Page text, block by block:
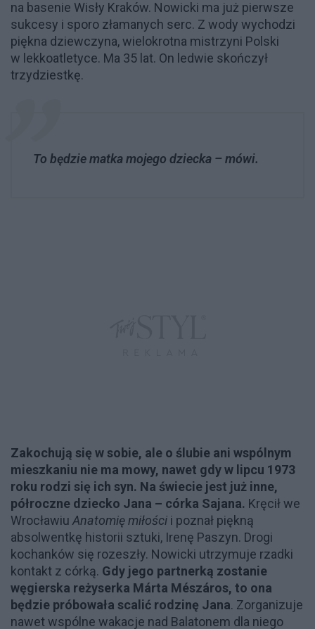
na basenie Wisły Kraków. Nowicki ma już pierwsze
sukcesy i sporo złamanych serc. Z wody wychodzi
piękna dziewczyna, wielokrotna mistrzyni Polski
w lekkoatletyce. Ma 35 lat. On ledwie skończył
trzydziestkę.
To będzie matka mojego dziecka – mówi.
Zakochują się w sobie, ale o ślubie ani wspólnym
mieszkaniu nie ma mowy, nawet gdy w lipcu 1973
roku rodzi się ich syn. Na świecie jest już inne,
półroczne dziecko Jana – córka Sajana. Kręcił we
WrocławiuAnatomię miłości i poznał piękną
absolwentkę historii sztuki, Irenę Paszyn. Drogi
kochanków się rozeszły. Nowicki utrzymuje rzadki
kontakt z córką. Gdy jego partnerką zostanie
węgierska reżyserka Márta Mészáros, to ona
będzie próbowała scalić rodzinę Jana. Zorganizuje
nawet wspólne wakacje nad Balatonem dla niego